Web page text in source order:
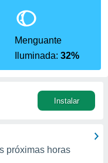
Menguante
Iluminada:32%
Instalar
próximas horas